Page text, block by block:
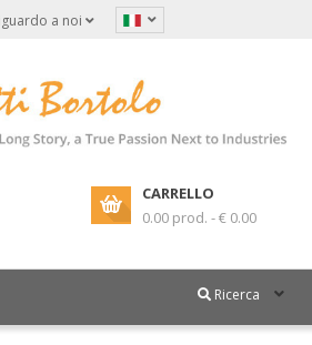
a noi
CARRELLO
0.00 prod. - € 0.00
Ricerca